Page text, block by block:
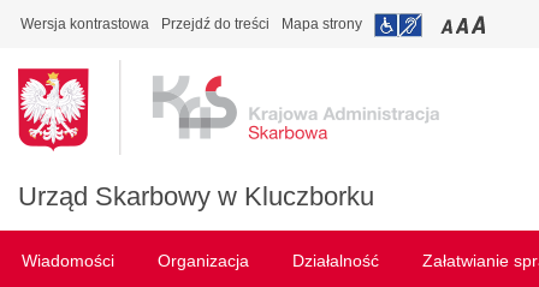
Wersja kontrastowa Przejdź do treści Mapa strony
Urząd Skarbowy w Kluczborku
Wiadomości Organizacja Działalność Załatwianie